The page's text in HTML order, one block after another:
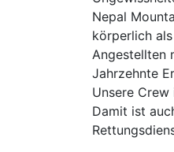
Nepal
körperlich
Angestellten
Jahrzehnte
Unsere
Damit ist